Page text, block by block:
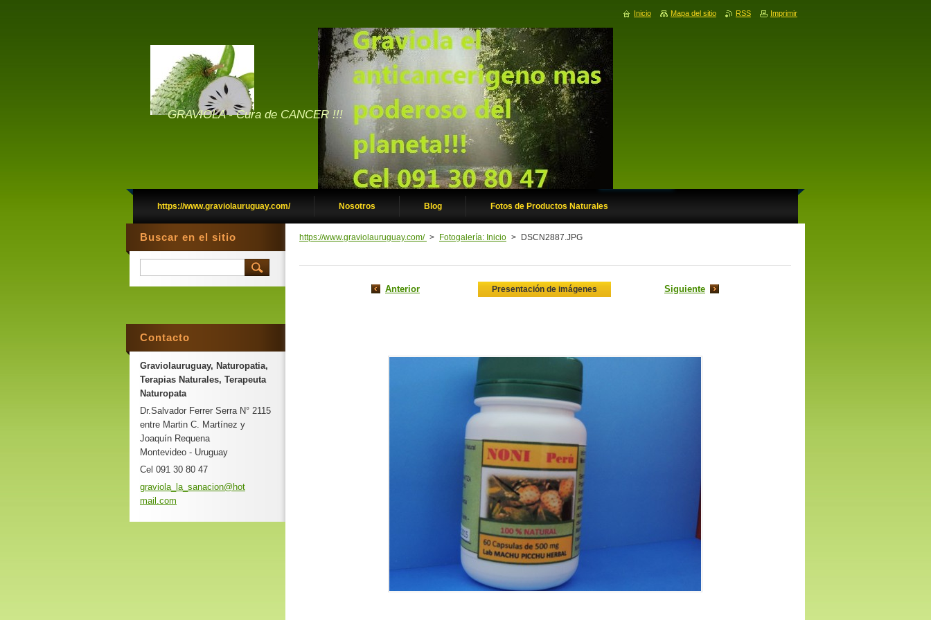
GRAVIOLA - Cura de CANCER !!!
https://www.graviolauruguay.com/ Nosotros Blog Fotos de Productos Naturales
https://www.graviolauruguay.com/ > Fotogalería: Inicio > DSCN2887.JPG
Anterior Presentación de imágenes Siguiente
Buscar en el sitio
Contacto
Graviolauruguay, Naturopatia,
Terapias Naturales, Terapeuta
Naturopata
Dr.Salvador Ferrer Serra N° 2115
entre Martin C. Martínez y
Joaquín Requena
Montevideo - Uruguay
Cel 091 30 80 47
graviola_la_sanacion@hot
mail.com
Inicio Mapa del sitio RSS Imprimir